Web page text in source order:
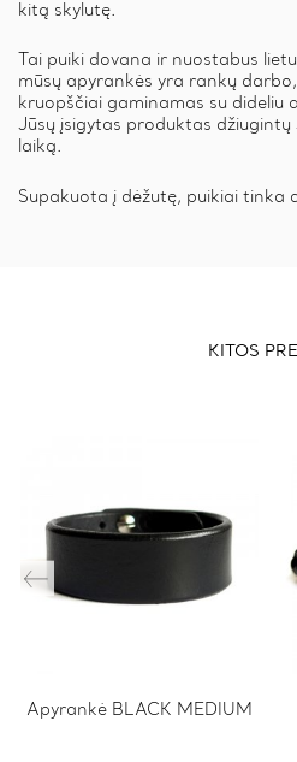
kitą skylutę.
Tai puiki dovana ir nuostabus
mūsų apyrankės yra rankų
kruopščiai gaminamas su dideliu
Jūsų įsigytas produktas džiugintų
laiką.
Supakuota į dėžutę, puikiai tinka
KITOS
Apyrankė BLACK MEDIUM